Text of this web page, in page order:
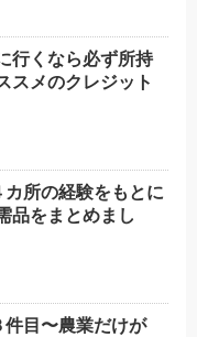
行くなら必ず所持
スメのクレジット
所の経験をもとに
品をまとめまし
件目〜農業だけが